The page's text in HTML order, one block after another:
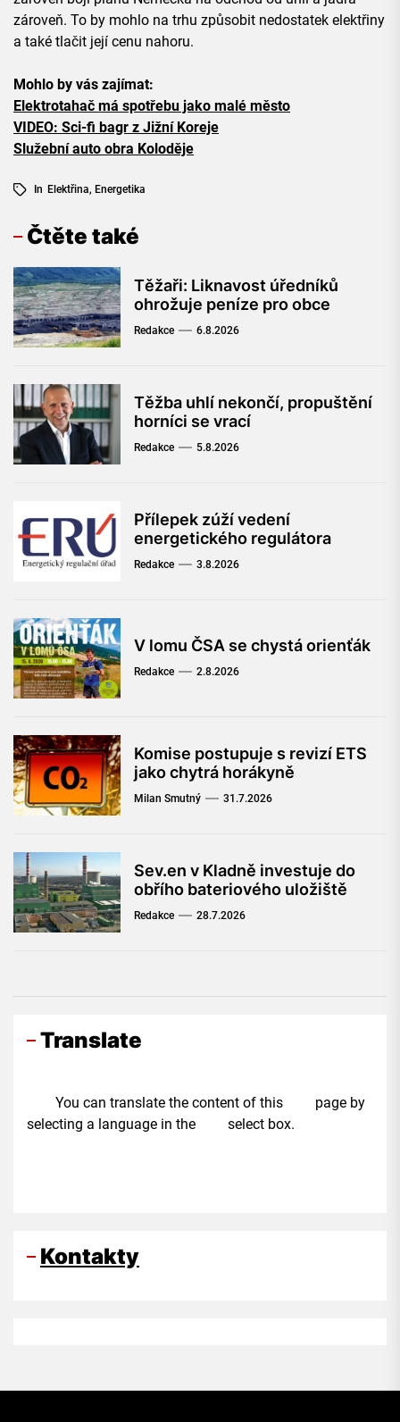
zároveň. To by mohlo na trhu způsobit nedostatek elektřiny
a také tlačit její cenu nahoru.
Mohlo by vás zajímat:
Elektrotahač má spotřebu jako malé město
VIDEO: Sci-fi bagr z Jižní Koreje
Služební auto obra Koloděje
In Elektřina, Energetika
Čtěte také
Těžaři: Liknavost úředníků
ohrožuje peníze pro obce
Redakce 6.8.2026
Těžba uhlí nekončí, propuštění
horníci se vrací
Redakce 5.8.2026
Přílepek zúží vedení
energetického regulátora
Redakce 3.8.2026
V lomu ČSA se chystá orienťák
Redakce 2.8.2026
Komise postupuje s revizí ETS
jako chytrá horákyně
Milan Smutný 31.7.2026
Sev.en v Kladně investuje do
obřího bateriového uložiště
Redakce 28.7.2026
Translate
You can translate the content of this page by
selecting a language in the select box.
Kontakty